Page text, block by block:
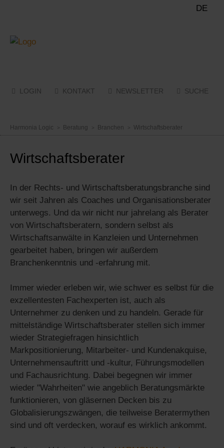
LOGIN KONTAKT NEWSLETTER SUCHE
DE
Harmonia Logic Beratung Branchen Wirtschaftsberater
Wirtschaftsberater
In der Rechts- und Wirtschaftsberatungsbranche sind
wir seit Jahren als Coaches und Organisationsberater
unterwegs. Und da wir nicht nur jahrelang als Berater
von Wirtschaftsberatern, sondern selbst als
Wirtschaftsanwälte in Kanzleien und Unternehmen
gearbeitet haben, bringen wir außerdem
Branchenkenntnis und -erfahrung mit.
Immer wieder erleben wir, wie schwer es selbst für die
exzellentesten Fachexperten ist, auch als
Unternehmer zu denken und zu handeln. Gerade für
mittelständige Wirtschaftsberater stellen sich immer
wieder Strategiefragen hinsichtlich
Markpositionierung, Mitarbeiter- und Kundenakquise,
Unternehmensauftritt und -kultur, Führungsmodellen
und Fachausrichtung. Dabei begegnen wir immer
wieder "Wahrheiten" wie angeblich Beratungsmärkte
funktionieren, von gläsernen Decken bis zu
Globalisierungszwängen, die teilweise Beratermythen
sind und oft verdecken, worauf es wirklich ankommt.